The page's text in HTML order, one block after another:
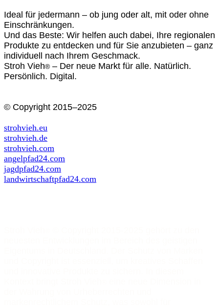
Ideal für jedermann – ob jung oder alt, mit oder ohne
Einschränkungen.
Und das Beste: Wir helfen auch dabei, Ihre regionalen
Produkte zu entdecken und für Sie anzubieten – ganz
individuell nach Ihrem Geschmack.
Stroh Vieh® – Der neue Markt für alle. Natürlich.
Persönlich. Digital.
© Copyright 2015–2025
strohvieh.eu
strohvieh.de
strohvieh.com
angelpfad24.com
jagdpfad24.com
landwirtschaftpfad24.com